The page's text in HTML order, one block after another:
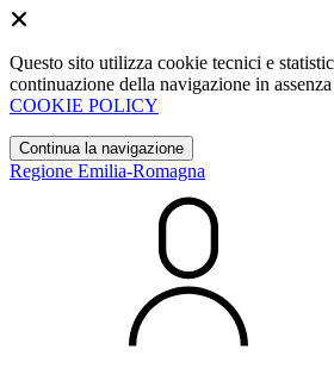
Questo sito utilizza cookie tecnici e
continuazione della navigazione in
COOKIE POLICY
Continua la navigazione
Regione Emilia-Romagna